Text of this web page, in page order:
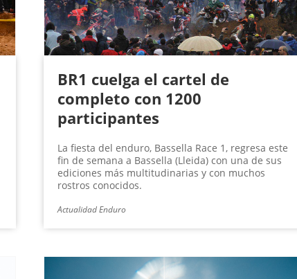
BR1 cuelga el cartel de
completo con 1200
participantes
La fiesta del enduro, Bassella Race 1, regresa este
fin de semana a Bassella (Lleida) con una de sus
ediciones más multitudinarias y con muchos
rostros conocidos.
Actualidad Enduro